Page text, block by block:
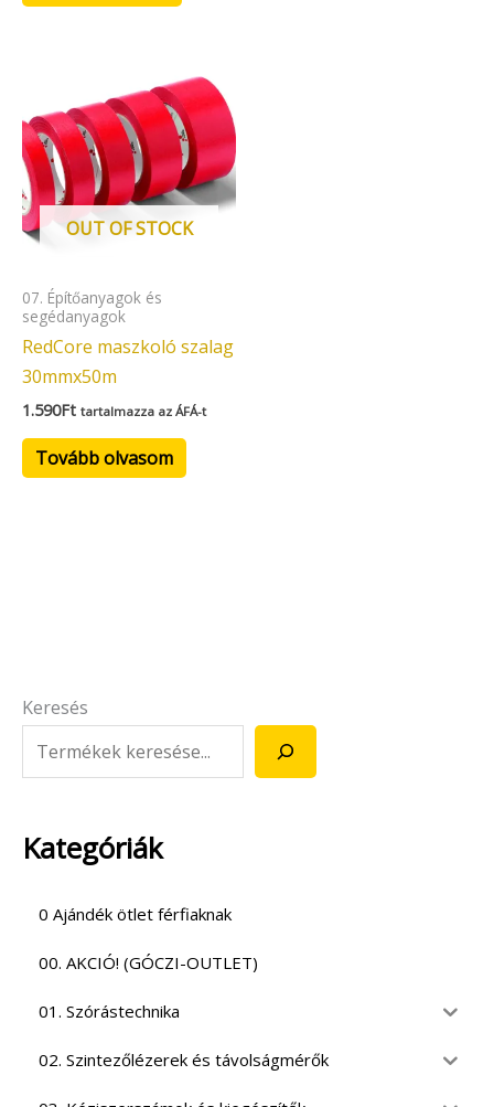
Keresés
Kategóriák
0 Ajándék ötlet férfiaknak
00. AKCIÓ! (GÓCZI-OUTLET)
01. Szórástechnika
02. Szintezőlézerek és távolságmérők
OUT OF STOCK
07. Építőanyagok és
segédanyagok
RedCore maszkoló szalag
30mmx50m
1.590Ft tartalmazza az ÁFÁ-t
Tovább olvasom